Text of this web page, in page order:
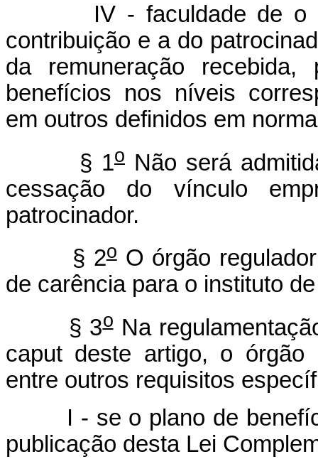
IV - faculdade de o
contribuição e a do
da remuneração
benefícios nos níveis
em outros definidos em
§ 1o Não será
cessação do vínculo
patrocinador.
§ 2oO órgão
de carência para o instituto
§ 3oNa
caput deste artigo, o órgão
entre outros requisitos
I - se o plano de
publicação desta Lei